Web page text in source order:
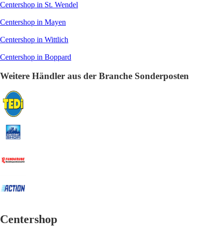
Centershop in St. Wendel
Centershop in Mayen
Centershop in Wittlich
Centershop in Boppard
Weitere Händler aus der Branche Sonderposten
Centershop